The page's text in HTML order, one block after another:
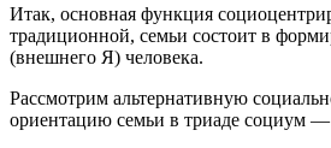
Итак, основная функция
традиционной, семьи состоит в
(внешнего Я) человека.
Рассмотрим альтернативную
ориентацию семьи в триаде социум